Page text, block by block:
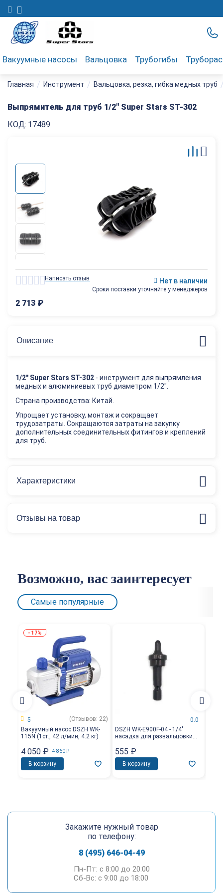
Вакуумные насосы Вальцовка Трубогибы
Главная / Инструмент / Вальцовка, резка, гибка медных труб
Выпрямитель для труб 1/2" Super Stars ST-302
КОД: 17489
Написать отзыв Нет в наличии
Сроки поставки уточняйте у менеджеров
2 713 ₽
Описание
1/2" Super Stars ST-302 - инструмент для выпрямления
медных и алюминиевых труб диаметром 1/2".
Страна производства: Китай.
Упрощает установку, монтаж и сокращает
трудозатраты. Сокращаются затраты на закупку
дополнительных соединительных фитингов и креплений
для труб.
Характеристики
Отзывы на товар
Возможно, вас заинтересует
Самые популярные
17%
Вакуумный насос DSZH WK-
115N (1ст., 42 л/мин, 4.2 кг)
(Отзывов: 22)
5
4 860₽
4 050 ₽
В корзину
DSZH WK-E900F-04 - 1/4"
насадка для развальцовки
0.0
555 ₽
В корзину
Закажите нужный товар
по телефону:
8 (495) 646-04-49
Пн-Пт: c 8:00 до 20:00
Сб-Вс: c 9:00 до 18:00